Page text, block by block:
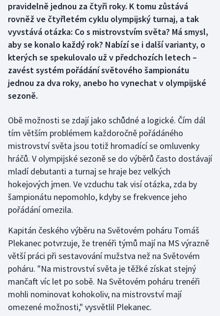
Dostihy
Florbal
Futsal
Golf
Házená
Jezdectví
Krasobruslení
Lezení
Lyže a snowboard
Moderní pětiboj
Motorsport
pravidelně jednou za čtyři roky. K tomu zůstává
rovněž ve čtyřletém cyklu olympijský turnaj, a tak
vyvstává otázka: Co s mistrovstvím světa? Má smysl,
aby se konalo každý rok? Nabízí se i další varianty, o
kterých se spekulovalo už v předchozích letech –
zavést systém pořádání světového šampionátu
jednou za dva roky, anebo ho vynechat v olympijské
sezoně.
Obě možnosti se zdají jako schůdné a logické. Čím dál
tím větším problémem každoročně pořádáného
mistrovství světa jsou totiž hromadící se omluvenky
hráčů. V olympijské sezoně se do výběrů často dostávají
mladí debutanti a turnaj se hraje bez velkých
hokejových jmen. Ve vzduchu tak visí otázka, zda by
šampionátu nepomohlo, kdyby se frekvence jeho
pořádání omezila.
Kapitán českého výběru na Světovém poháru Tomáš
Plekanec potvrzuje, že trenéři týmů mají na MS výrazně
větší práci při sestavování mužstva než na Světovém
poháru. "Na mistrovství světa je těžké získat stejný
mančaft víc let po sobě. Na Světovém poháru trenéři
mohli nominovat kohokoliv, na mistrovství mají
omezené možnosti," vysvětlil Plekanec.